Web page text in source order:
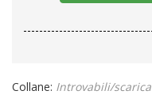
Collane: Introvabili/